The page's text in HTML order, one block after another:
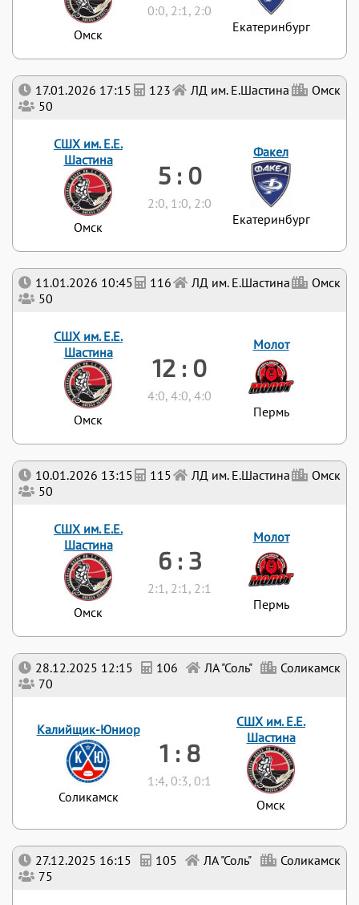
27.12.2025 16:15 105 ЛА "Соль"
Соликамск
75
28.12.2025 12:15 106 ЛА "Соль"
Соликамск
70
Калийщик-Юниор
Соликамск
1 : 8
1:4, 0:3, 0:1
СШХ им. Е.Е.
Шастина
Омск
10.01.2026 13:15 115 ЛД им. Е.Шастина
Омск
50
СШХ им. Е.Е.
Шастина
Омск
6 : 3
2:1, 2:1, 2:1
Молот
Пермь
11.01.2026 10:45 116 ЛД им. Е.Шастина
Омск
50
СШХ им. Е.Е.
Шастина
Омск
12 : 0
4:0, 4:0, 4:0
Молот
Пермь
17.01.2026 17:15 123 ЛД им. Е.Шастина
Омск
50
СШХ им. Е.Е.
Шастина
Омск
5 : 0
2:0, 1:0, 2:0
Факел
Екатеринбург
Омск
0:0, 2:1, 2:0
Екатеринбург